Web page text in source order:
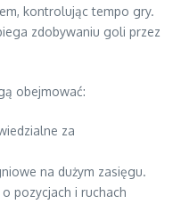
kontrolując tempo gry.
zdobywaniu goli przez
obejmować:
za
na dużym zasięgu.
pozycjach i ruchach